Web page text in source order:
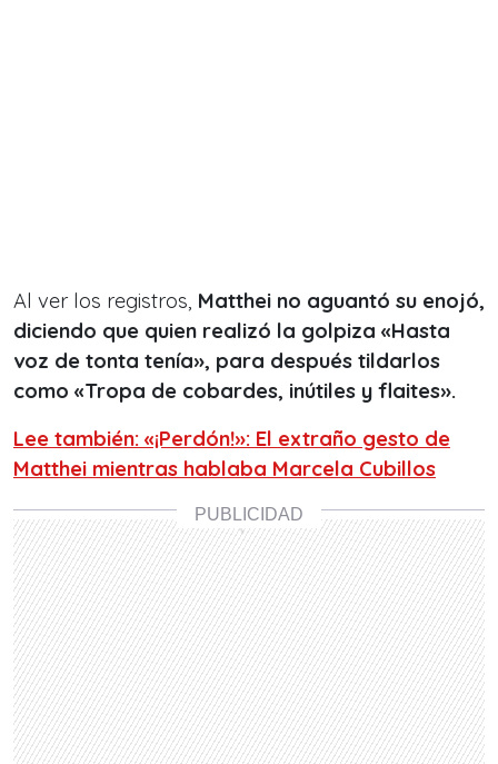
Al ver los registros, Matthei no aguantó su enojó,
diciendo que quien realizó la golpiza «Hasta
voz de tonta tenía», para después tildarlos
como «Tropa de cobardes, inútiles y flaites».
Lee también: «¡Perdón!»: El extraño gesto de
Matthei mientras hablaba Marcela Cubillos